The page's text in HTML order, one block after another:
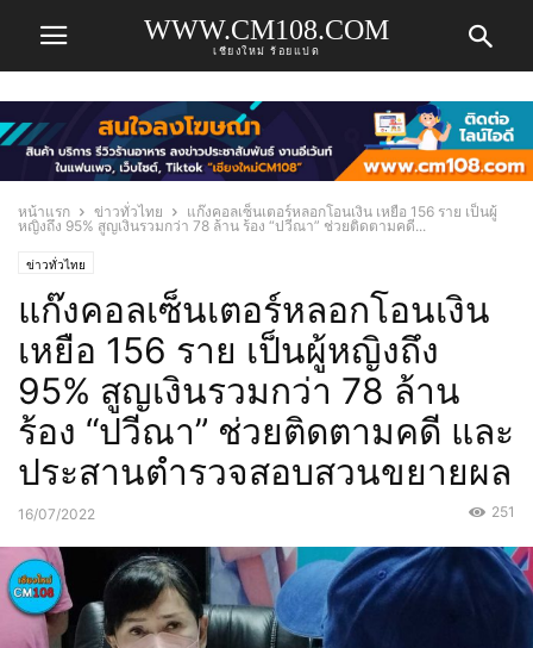
WWW.CM108.COM
เชียงใหม่ ร้อยแปด
หน้าแรก ข่าวทั่วไทย
แก๊งคอลเซ็นเตอร์หลอกโอนเงิน เหยือ 156 ราย เป็นผู้
หญิงถึง 95% สูญเงินรวมกว่า 78 ล้าน ร้อง “ปวีณา” ช่วยติดตามคดี...
ข่าวทั่วไทย
แก๊งคอลเซ็นเตอร์หลอกโอนเงิน
เหยือ 156 ราย เป็นผู้หญิงถึง
95% สูญเงินรวมกว่า 78 ล้าน
ร้อง “ปวีณา” ช่วยติดตามคดี และ
ประสานตำรวจสอบสวนขยายผล
16/07/2022 251